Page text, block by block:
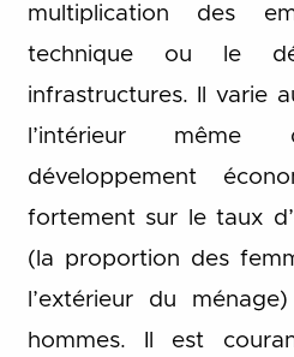
multiplication des
technique ou le
infrastructures. Il varie
l’intérieur
développement
fortement sur le taux
(la proportion des
l’extérieur du
hommes. Il est